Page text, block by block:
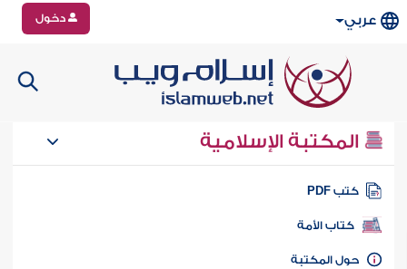
عربي دخول
المكتبة الإسلامية
كتب PDF
كتاب الأمة